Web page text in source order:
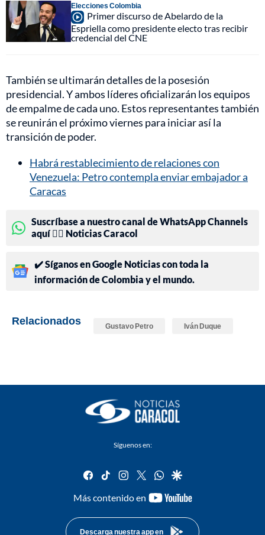
Elecciones Colombia
Primer discurso de Abelardo de la
Espriella como presidente electo tras recibir
credencial del CNE
También se ultimarán detalles de la posesión
presidencial. Y ambos líderes oficializarán los equipos
de empalme de cada uno. Estos representantes también
se reunirán el próximo viernes para iniciar así la
transición de poder.
Habrá restablecimiento de relaciones con
Venezuela: Petro contempla enviar embajador a
Caracas
Suscríbase a nuestro canal de WhatsApp Channels
aquí 👉🏻 Noticias Caracol
✔️ Síganos en Google Noticias con toda la
información de Colombia y el mundo.
Relacionados Gustavo Petro Iván Duque
Síguenos en:
facebook
tiktok instagram
twitterwhatsapp
google
Más contenido en
youtube-
Descarga nuestra app en